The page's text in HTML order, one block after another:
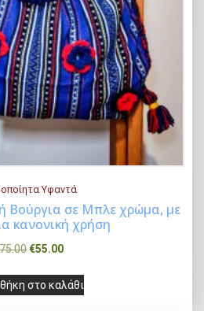
e
w
a
s
:
€
7
0
0
ή
ε
ί
ν
α
ι
:
5
.
Buy Now
Υφαντά
Βούργια σε Μπλε χρώμα, με
κανονική χρήση
75.00O
i
€55.00Η
ρ
στο καλάθι